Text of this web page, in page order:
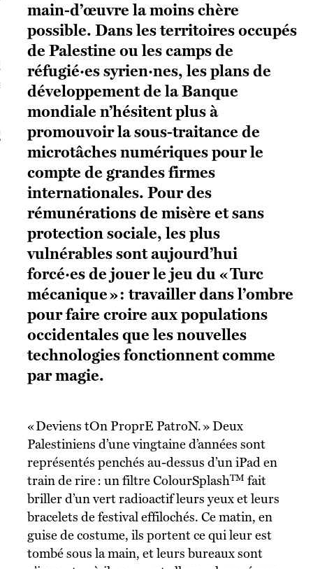
AU SOLEIL
luttes sociales
VAGUES
politique et critique de la technologie
main-d’œuvre la moins chère
possible. Dans les territoires occupés
de Palestine ou les camps de
réfugié·es syrien·nes, les plans de
développement de la Banque
mondiale n’hésitent plus à
promouvoir la sous-traitance de
microtâches numériques pour le
compte de grandes firmes
internationales. Pour des
rémunérations de misère et sans
protection sociale, les plus
vulnérables sont aujourd’hui
forcé·es de jouer le jeu du « Turc
mécanique » : travailler dans l’ombre
pour faire croire aux populations
occidentales que les nouvelles
technologies fonctionnent comme
par magie.
« Deviens tOn ProprE PatroN. » Deux
Palestiniens d’une vingtaine d’années sont
représentés penchés au-dessus d’un iPad en
train de rire : un filtre ColourSplash TM fait
briller d’un vert radioactif leurs yeux et leurs
bracelets de festival effilochés. Ce matin, en
guise de costume, ils portent ce qui leur est
tombé sous la main, et leurs bureaux sont